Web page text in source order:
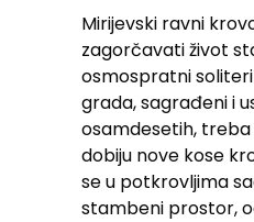
Mirijevski ravni
zagorčavati život
osmospratni
grada, sagrađeni i
osamdesetih,
dobiju nove kose
se u potkrovljima
stambeni prostor,